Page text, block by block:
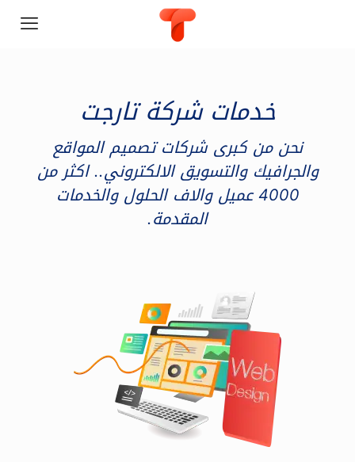
خدمات شركة تارجت
نحن من كبرى شركات تصميم المواقع
والجرافيك والتسويق الالكتروني.. اكثر من
4000 عميل والاف الحلول والخدمات
المقدمة.